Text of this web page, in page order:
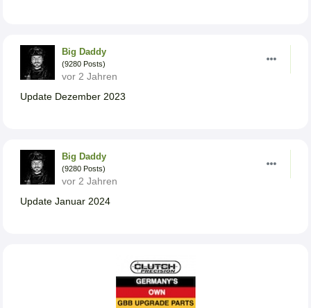
Big Daddy
(9280 Posts)
vor 2 Jahren
Update Dezember 2023
Big Daddy
(9280 Posts)
vor 2 Jahren
Update Januar 2024